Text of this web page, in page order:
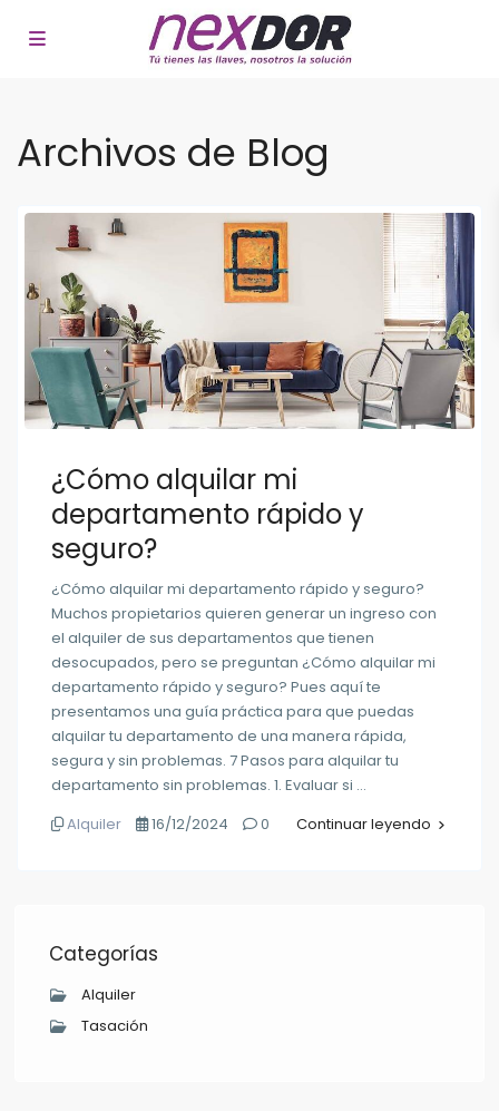
Archivos de Blog
¿Cómo alquilar mi
departamento rápido y
seguro?
¿Cómo alquilar mi departamento rápido y seguro?
Muchos propietarios quieren generar un ingreso con
el alquiler de sus departamentos que tienen
desocupados, pero se preguntan ¿Cómo alquilar mi
departamento rápido y seguro? Pues aquí te
presentamos una guía práctica para que puedas
alquilar tu departamento de una manera rápida,
segura y sin problemas. 7 Pasos para alquilar tu
departamento sin problemas. 1. Evaluar si …
Alquiler
16/12/2024 0 Continuar leyendo
Categorías
Alquiler
Tasación